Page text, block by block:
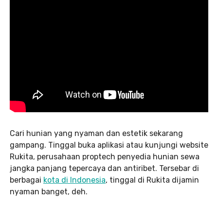
Cari hunian yang nyaman dan estetik sekarang
gampang. Tinggal buka aplikasi atau kunjungi website
Rukita, perusahaan proptech penyedia hunian sewa
jangka panjang tepercaya dan antiribet. Tersebar di
berbagai kota di Indonesia, tinggal di Rukita dijamin
nyaman banget, deh.